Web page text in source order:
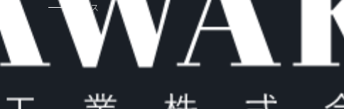
アクセス